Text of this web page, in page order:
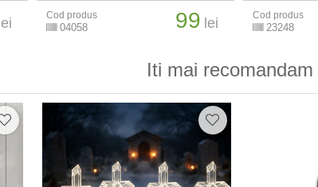
lei Cod produs
04058 99 lei Cod produs
23248
Iti mai recomandam